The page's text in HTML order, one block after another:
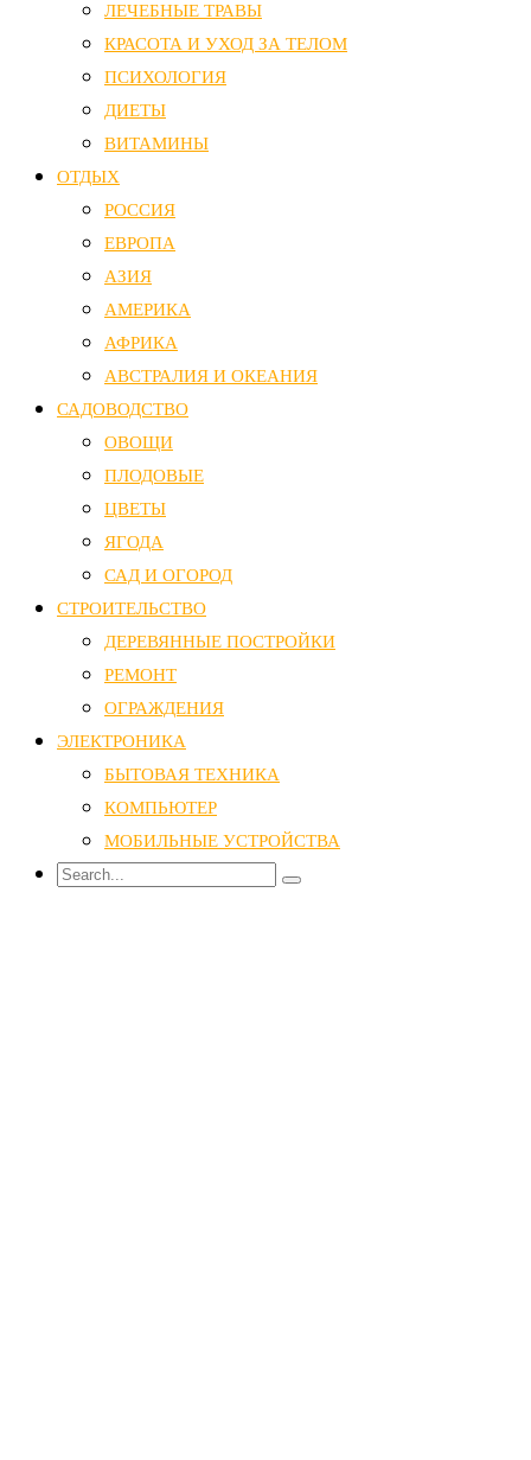
ЛЕЧЕБНЫЕ ТРАВЫ
КРАСОТА И УХОД ЗА ТЕЛОМ
ПСИХОЛОГИЯ
ДИЕТЫ
ВИТАМИНЫ
ОТДЫХ
РОССИЯ
ЕВРОПА
АЗИЯ
АМЕРИКА
АФРИКА
АВСТРАЛИЯ И ОКЕАНИЯ
САДОВОДСТВО
ОВОЩИ
ПЛОДОВЫЕ
ЦВЕТЫ
ЯГОДА
САД И ОГОРОД
СТРОИТЕЛЬСТВО
ДЕРЕВЯННЫЕ ПОСТРОЙКИ
РЕМОНТ
ОГРАЖДЕНИЯ
ЭЛЕКТРОНИКА
БЫТОВАЯ ТЕХНИКА
КОМПЬЮТЕР
МОБИЛЬНЫЕ УСТРОЙСТВА